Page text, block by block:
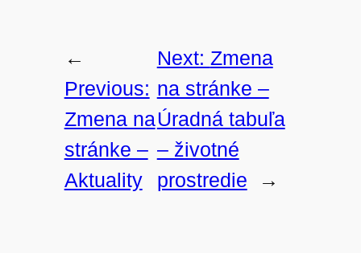
←
Previous:
Zmena na
stránke –
Aktuality
Next: Zmena
na stránke –
Úradná tabuľa
– životné
prostredie
→